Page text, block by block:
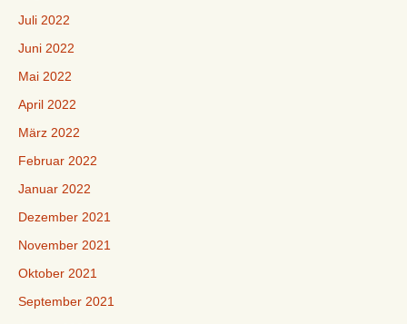
Juli 2022
Juni 2022
Mai 2022
April 2022
März 2022
Februar 2022
Januar 2022
Dezember 2021
November 2021
Oktober 2021
September 2021